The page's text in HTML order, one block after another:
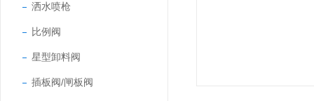
洒水喷枪
比例阀
星型卸料阀
插板阀/闸板阀